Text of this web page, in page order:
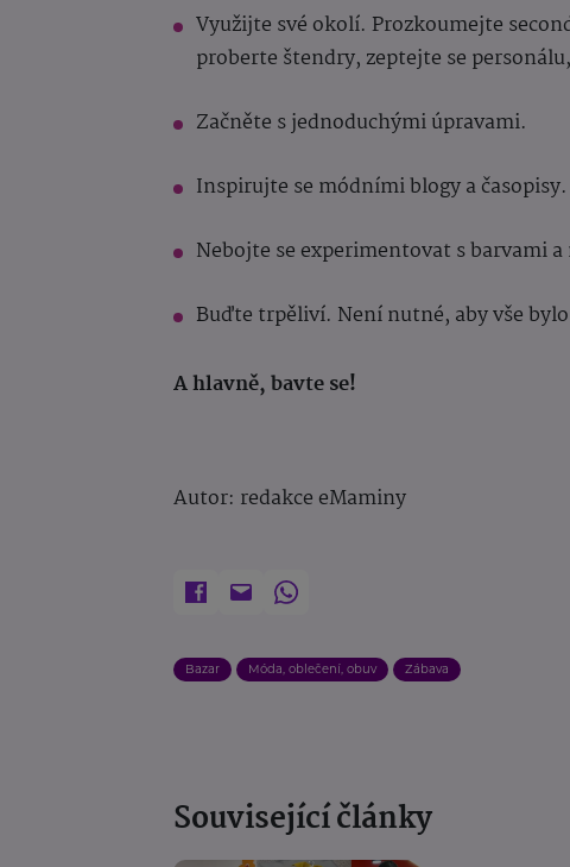
Využijte své okolí. Prozkoumejte
proberte štendry, zeptejte se
Začněte s jednoduchými úpravami.
Inspirujte se módními blogy a časopisy.
Nebojte se experimentovat s barvami
Buďte trpěliví. Není nutné, aby vše
A hlavně, bavte se!
Autor: redakce eMaminy
Bazar Móda, oblečení, obuv Zábava
Související články